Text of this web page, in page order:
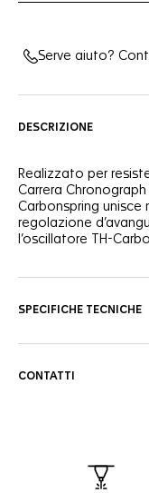
Serve aiuto?
DESCRIZIONE
Realizzato per
Carrera
Carbonspring
regolazione
l’oscillatore TH-
Heuer
costante, anche
sfaccettate in oro
dettagli laccati
SPECIFICHE TECNICHE
CONTATTI